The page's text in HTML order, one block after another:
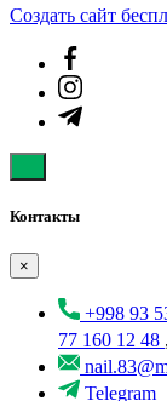
Создать cайт
Контакты
×
+998 93
77 160 12 48
Telegram